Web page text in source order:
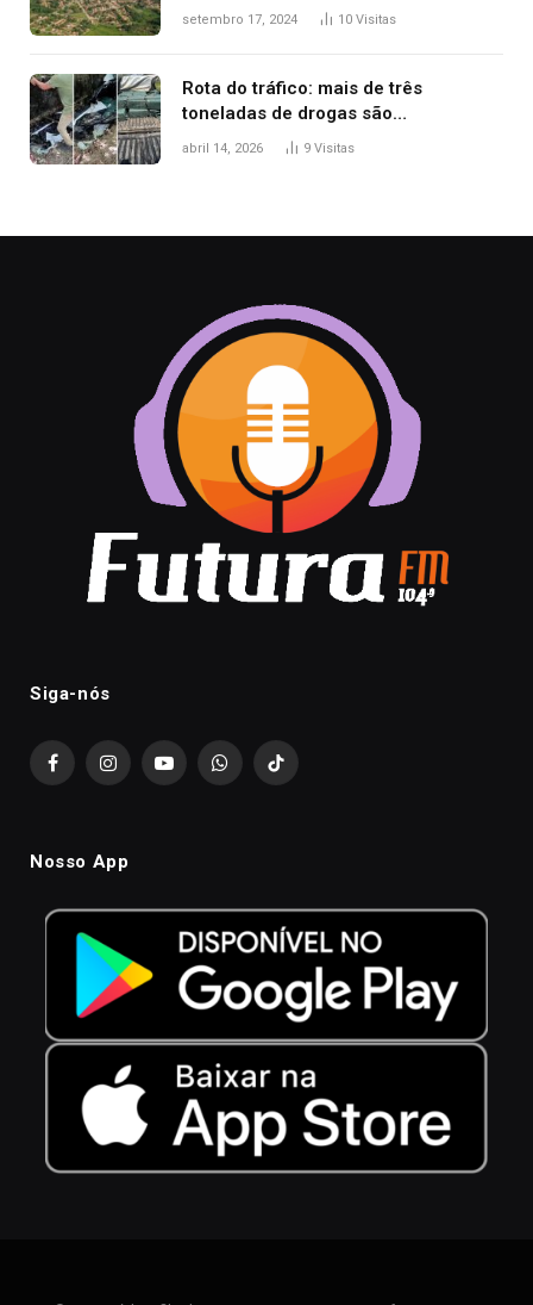
estaca de cerca e agredi-lo
setembro 17, 2024 10 Visitas
Rota do tráfico: mais de três
toneladas de drogas são
apreendidas no TO em três meses
abril 14, 2026 9 Visitas
Siga-nós
FacebookInstagramYouTubeWhatsAppTikTok
Nosso App